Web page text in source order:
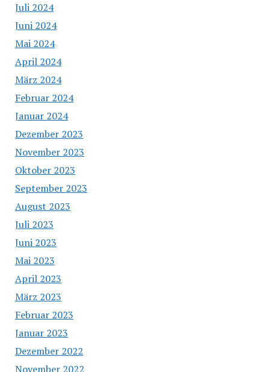
Juli 2024
Juni 2024
Mai 2024
April 2024
März 2024
Februar 2024
Januar 2024
Dezember 2023
November 2023
Oktober 2023
September 2023
August 2023
Juli 2023
Juni 2023
Mai 2023
April 2023
März 2023
Februar 2023
Januar 2023
Dezember 2022
November 2022